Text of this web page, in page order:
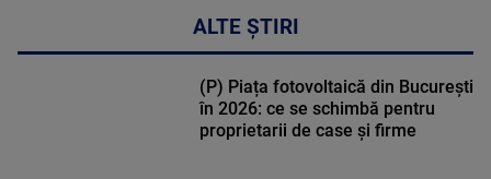
ALTE ȘTIRI
(P) Piața fotovoltaică din București
în 2026: ce se schimbă pentru
proprietarii de case și firme